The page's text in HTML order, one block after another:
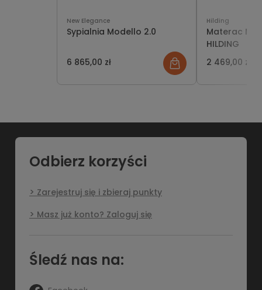
New Elegance
Sypialnia Modello 2.0
6 865,00 zł
Hilding
Materac
HILDING
2 469,00 zł
Odbierz korzyści
Zarejestruj się i zbieraj punkty
Masz już konto? Zaloguj się
Śledź nas na: